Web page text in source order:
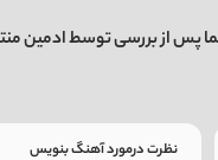
پس از بررسی توسط ادمین